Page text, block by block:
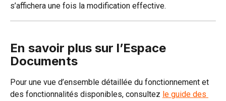
s’affichera une fois la modification effective.
En savoir plus sur l’Espace
Documents
Pour une vue d’ensemble détaillée du fonctionnement et
des fonctionnalités disponibles, consultez le guide des